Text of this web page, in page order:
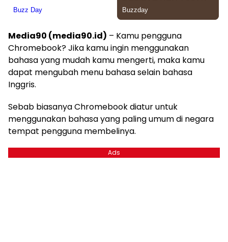
Media90 (media90.id) – Kamu pengguna
Chromebook? Jika kamu ingin menggunakan
bahasa yang mudah kamu mengerti, maka kamu
dapat mengubah menu bahasa selain bahasa
Inggris.
Sebab biasanya Chromebook diatur untuk
menggunakan bahasa yang paling umum di negara
tempat pengguna membelinya.
Ads